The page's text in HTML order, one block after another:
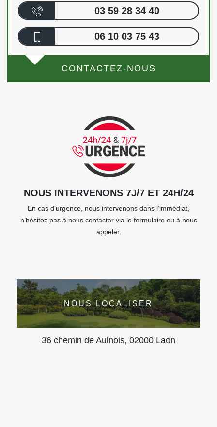
03 59 28 34 40
06 10 03 75 43
CONTACTEZ-NOUS
NOUS INTERVENONS 7J/7 ET 24H/24
En cas d’urgence, nous intervenons dans l’immédiat,
n’hésitez pas à nous contacter via le formulaire ou à nous
appeler.
NOUS LOCALISER
36 chemin de Aulnois, 02000 Laon